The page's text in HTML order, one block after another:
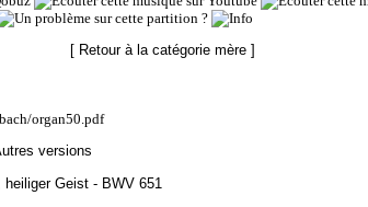
[ Retour à la catégorie mère ]
organ50.pdf
versions
Geist - BWV 651